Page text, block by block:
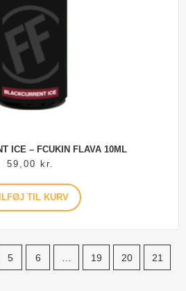
ICE – FCUKIN FLAVA 10ML
59,00
kr.
TIL KURV
5 6 19 20 21